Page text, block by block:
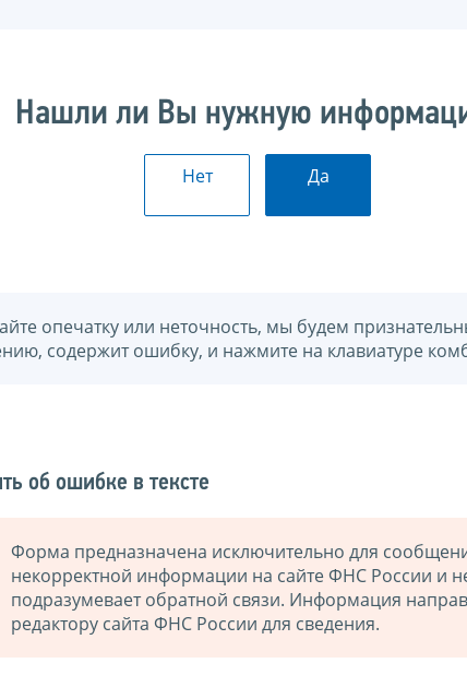
Нашли ли Вы нужную
Нет Да
опечатку или неточность, мы будем
содержит ошибку, и нажмите на клавиатуре
об ошибке в тексте
Форма предназначена исключительно для
некорректной информации на сайте ФНС России и
подразумевает обратной связи. Информация
редактору сайта ФНС России для сведения.